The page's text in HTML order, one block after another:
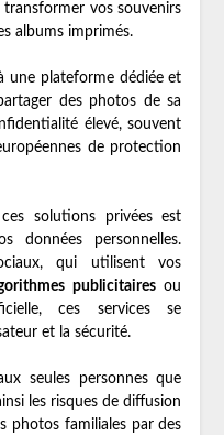
vos souvenirs
albums imprimés.
une plateforme dédiée et
des photos de sa
élevé, souvent
de protection
solutions privées est
données personnelles.
qui utilisent vos
publicitairesou
ces services se
et la sécurité.
seules personnes que
les risques de diffusion
photos familiales par des